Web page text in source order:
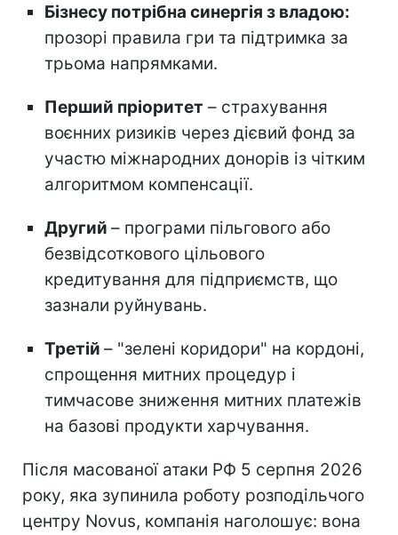
Бізнесу потрібна синергія з владою:
прозорі правила гри та підтримка за
трьома напрямками.
Перший пріоритет – страхування
воєнних ризиків через дієвий фонд за
участю міжнародних донорів із чітким
алгоритмом компенсації.
Другий – програми пільгового або
безвідсоткового цільового
кредитування для підприємств, що
зазнали руйнувань.
Третій – "зелені коридори" на кордоні,
спрощення митних процедур і
тимчасове зниження митних платежів
на базові продукти харчування.
Після масованої атаки РФ 5 серпня 2026
року, яка зупинила роботу розподільчого
центру Novus, компанія наголошує: вона